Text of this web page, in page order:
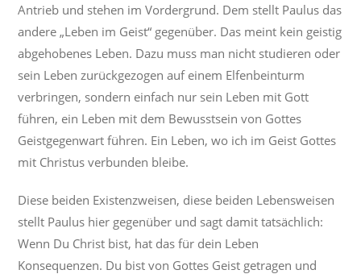
Antrieb und stehen im Vordergrund. Dem stellt Paulus das
andere „Leben im Geist“ gegenüber. Das meint kein geistig
abgehobenes Leben. Dazu muss man nicht studieren oder
sein Leben zurückgezogen auf einem Elfenbeinturm
verbringen, sondern einfach nur sein Leben mit Gott
führen, ein Leben mit dem Bewusstsein von Gottes
Geistgegenwart führen. Ein Leben, wo ich im Geist Gottes
mit Christus verbunden bleibe.
Diese beiden Existenzweisen, diese beiden Lebensweisen
stellt Paulus hier gegenüber und sagt damit tatsächlich:
Wenn Du Christ bist, hat das für dein Leben
Konsequenzen. Du bist von Gottes Geist getragen und